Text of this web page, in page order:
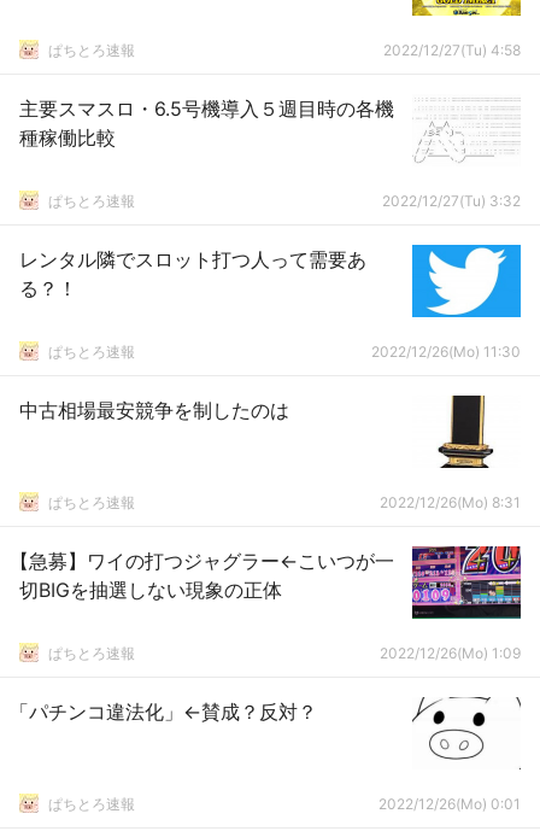
ぱちとろ速報 2022/12/27(Tu) 4:58
主要スマスロ・6.5号機導入５週目時の各機
種稼働比較
ぱちとろ速報 2022/12/27(Tu) 3:32
レンタル隣でスロット打つ人って需要あ
る？！
ぱちとろ速報 2022/12/26(Mo) 11:30
中古相場最安競争を制したのは
ぱちとろ速報 2022/12/26(Mo) 8:31
【急募】ワイの打つジャグラー←こいつが一
切BIGを抽選しない現象の正体
ぱちとろ速報 2022/12/26(Mo) 1:09
「パチンコ違法化」←賛成？反対？
ぱちとろ速報 2022/12/26(Mo) 0:01